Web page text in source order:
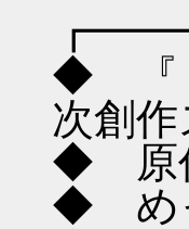
◆ 『
次創作
◆ 原
◆ め